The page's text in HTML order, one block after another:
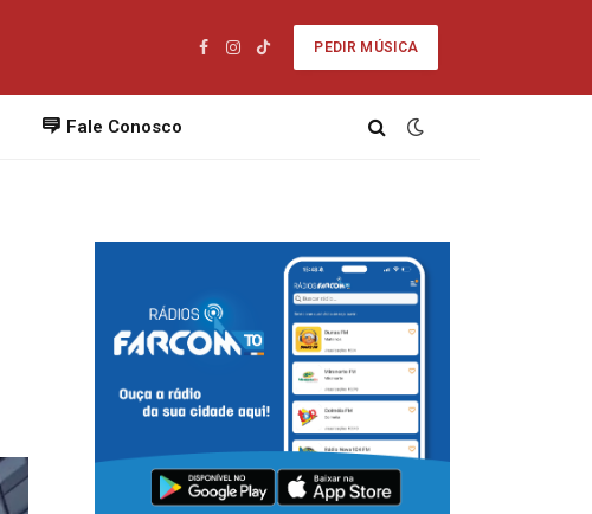
Facebook
Instagram
TikTok
PEDIR MÚSICA
Fale Conosco